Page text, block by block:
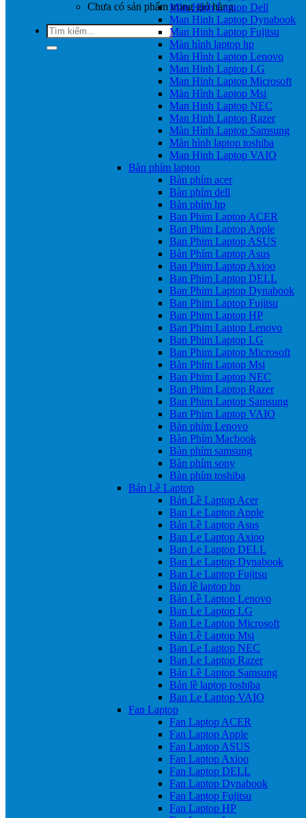
Chưa có sản phẩm trong giỏ hàng.
Tìm
kiếm:
Màn Hình Laptop Dell
Man Hinh Laptop Dynabook
Man Hinh Laptop Fujitsu
Màn hình laptop hp
Màn Hình Laptop Lenovo
Man Hinh Laptop LG
Man Hinh Laptop Microsoft
Màn Hình Laptop Msi
Man Hinh Laptop NEC
Man Hinh Laptop Razer
Màn Hình Laptop Samsung
Màn hình laptop toshiba
Man Hinh Laptop VAIO
Bàn phím laptop
Bàn phím acer
Bàn phím dell
Bàn phím hp
Ban Phim Laptop ACER
Ban Phim Laptop Apple
Ban Phim Laptop ASUS
Bàn Phím Laptop Asus
Ban Phim Laptop Axioo
Ban Phim Laptop DELL
Ban Phim Laptop Dynabook
Ban Phim Laptop Fujitsu
Ban Phim Laptop HP
Ban Phim Laptop Lenovo
Ban Phim Laptop LG
Ban Phim Laptop Microsoft
Bàn Phím Laptop Msi
Ban Phim Laptop NEC
Ban Phim Laptop Razer
Ban Phim Laptop Samsung
Ban Phim Laptop VAIO
Bàn phím Lenovo
Bàn Phím Macbook
Bàn phím samsung
Bàn phím sony
Bàn phím toshiba
Bản Lề Laptop
Bản Lề Laptop Acer
Ban Le Laptop Apple
Bản Lề Laptop Asus
Ban Le Laptop Axioo
Ban Le Laptop DELL
Ban Le Laptop Dynabook
Ban Le Laptop Fujitsu
Bản lề laptop hp
Bản Lề Laptop Lenovo
Ban Le Laptop LG
Ban Le Laptop Microsoft
Bản Lề Laptop Msi
Ban Le Laptop NEC
Ban Le Laptop Razer
Bản Lề Laptop Samsung
Bản lề laptop toshiba
Ban Le Laptop VAIO
Fan Laptop
Fan Laptop ACER
Fan Laptop Apple
Fan Laptop ASUS
Fan Laptop Axioo
Fan Laptop DELL
Fan Laptop Dynabook
Fan Laptop Fujitsu
Fan Laptop HP